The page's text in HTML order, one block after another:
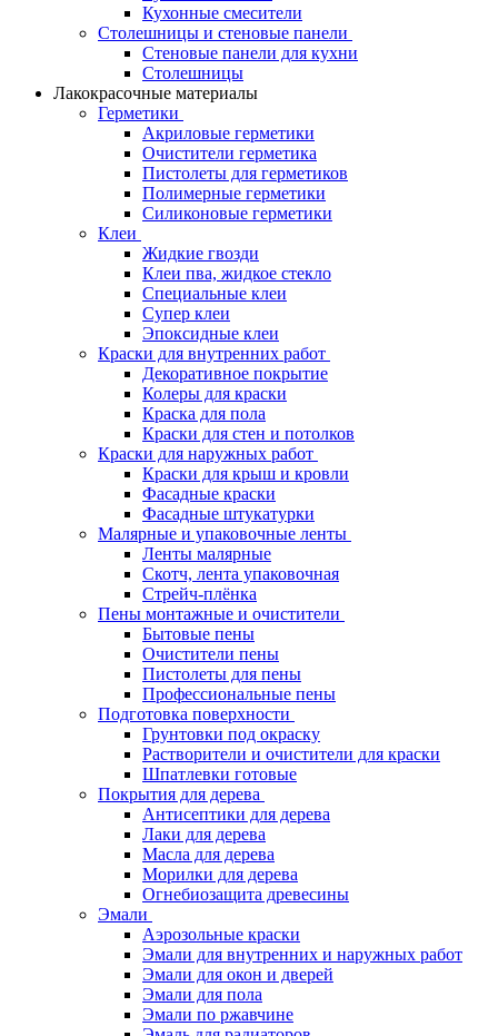
Кухонные смесители
Столешницы и стеновые панели
Стеновые панели для кухни
Столешницы
Лакокрасочные материалы
Герметики
Акриловые герметики
Очистители герметика
Пистолеты для герметиков
Полимерные герметики
Силиконовые герметики
Клеи
Жидкие гвозди
Клеи пва, жидкое стекло
Специальные клеи
Супер клеи
Эпоксидные клеи
Краски для внутренних работ
Декоративное покрытие
Колеры для краски
Краска для пола
Краски для стен и потолков
Краски для наружных работ
Краски для крыш и кровли
Фасадные краски
Фасадные штукатурки
Малярные и упаковочные ленты
Ленты малярные
Скотч, лента упаковочная
Стрейч-плёнка
Пены монтажные и очистители
Бытовые пены
Очистители пены
Пистолеты для пены
Профессиональные пены
Подготовка поверхности
Грунтовки под окраску
Растворители и очистители для краски
Шпатлевки готовые
Покрытия для дерева
Антисептики для дерева
Лаки для дерева
Масла для дерева
Морилки для дерева
Огнебиозащита древесины
Эмали
Аэрозольные краски
Эмали для внутренних и наружных работ
Эмали для окон и дверей
Эмали для пола
Эмали по ржавчине